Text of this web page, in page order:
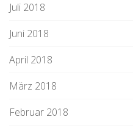
Juli 2018
Juni 2018
April 2018
März 2018
Februar 2018